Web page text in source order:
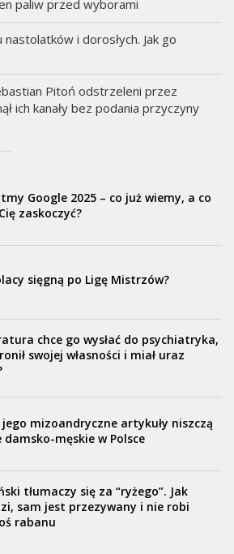
paliw przed wyborami
i dorosłych. Jak go
Pitoń odstrzeleni przez
ich kanały bez podania przyczyny
Google 2025 – co już wiemy, a co
zaskoczyć?
sięgną po Ligę Mistrzów?
chce go wysłać do psychiatryka,
swojej własności i miał uraz
mizoandryczne artykuły niszczą
damsko-męskie w Polsce
tłumaczy się za “ryżego”. Jak
sam jest przezywany i nie robi
rabanu